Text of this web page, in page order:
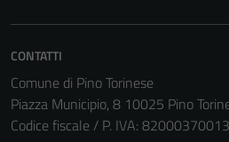
CONTATTI
Comune di Pino Torinese
Piazza Municipio, 8 10025 Pino
Codice fiscale / P. IVA: